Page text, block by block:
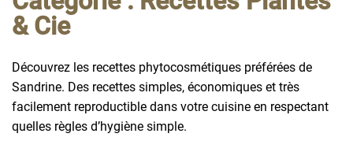
& Cie
Découvrez les recettes phytocosmétiques préférées de
Sandrine. Des recettes simples, économiques et très
facilement reproductible dans votre cuisine en respectant
quelles règles d’hygiène simple.